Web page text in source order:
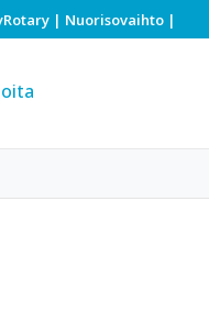
| Nuorisovaihto |